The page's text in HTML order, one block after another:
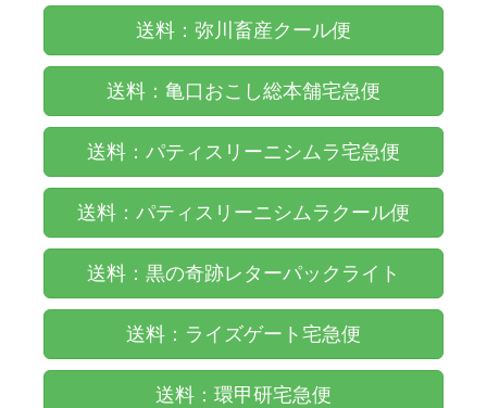
送料：弥川畜産クール便
送料：亀口おこし総本舗宅急便
送料：パティスリーニシムラ宅急便
送料：パティスリーニシムラクール便
送料：黒の奇跡レターパックライト
送料：ライズゲート宅急便
送料：環甲研宅急便